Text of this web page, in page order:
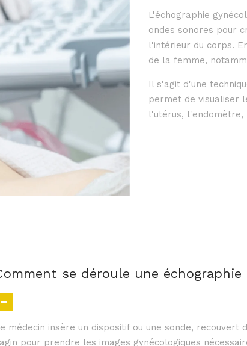
L'échographie
ondes sonores pour
l'intérieur du corps.
de la femme,
Il s'agit d'une
permet de visualiser
l'utérus,
se déroule une échographie
médecin insère un dispositif ou une sonde,
pour prendre les images gynécologiques